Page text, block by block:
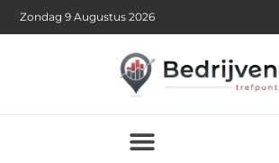
Zondag 9 Augustus 2026